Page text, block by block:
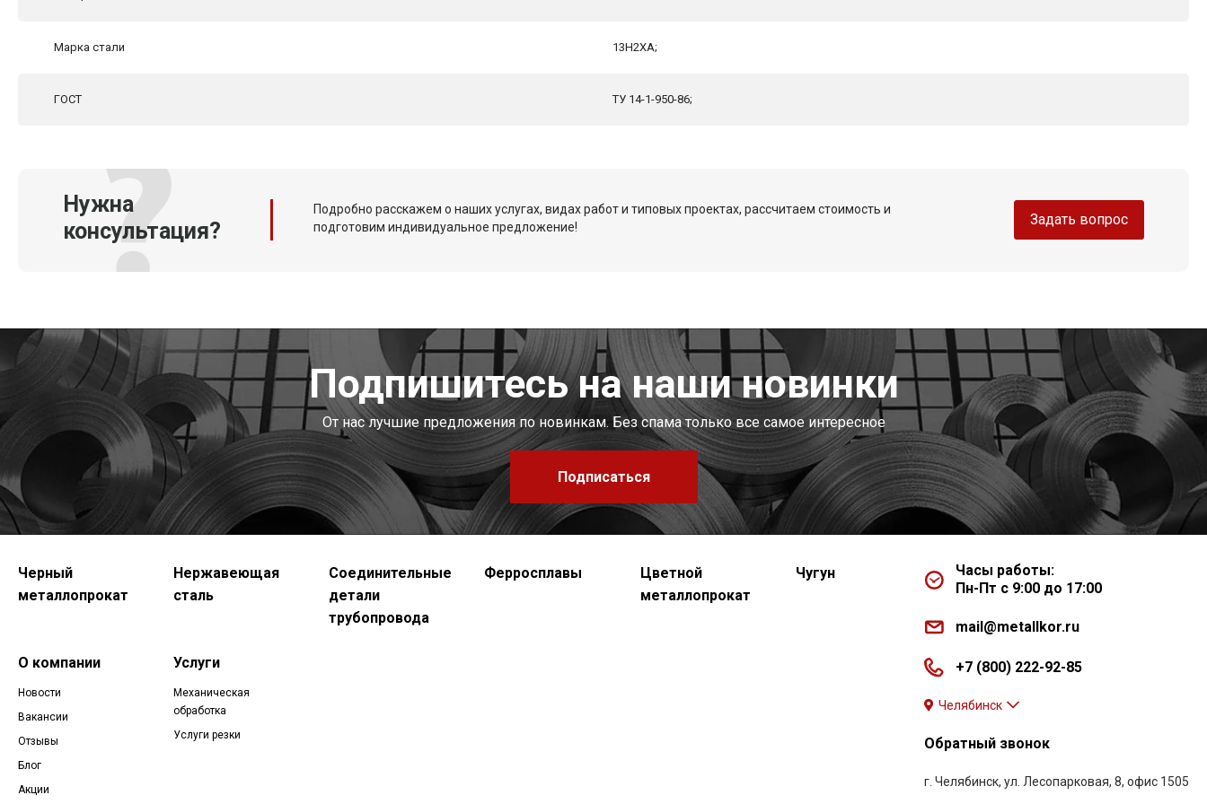
Марка стали 13Н2ХА;
ГОСТ ТУ 14-1-950-86;
Нужна
консультация?
Подробно расскажем о наших услугах, видах работ и типовых проектах, рассчитаем стоимость и
подготовим индивидуальное предложение!
Задать вопрос
Подпишитесь на наши новинки
От нас лучшие предложения по новинкам. Без спама только все самое интересное
Подписаться
Черный
металлопрокат
Нержавеющая
сталь
Соединительные
детали
трубопровода
Ферросплавы
Цветной
металлопрокат
Чугун
О компании
Новости
Вакансии
Отзывы
Блог
Акции
Услуги
Механическая
обработка
Услуги резки
Часы работы:
Пн-Пт с 9:00 до 17:00
mail@metallkor.ru
+7 (800) 222-92-85
Челябинск
Обратный звонок
г. Челябинск, ул. Лесопарковая, 8, офис 1505